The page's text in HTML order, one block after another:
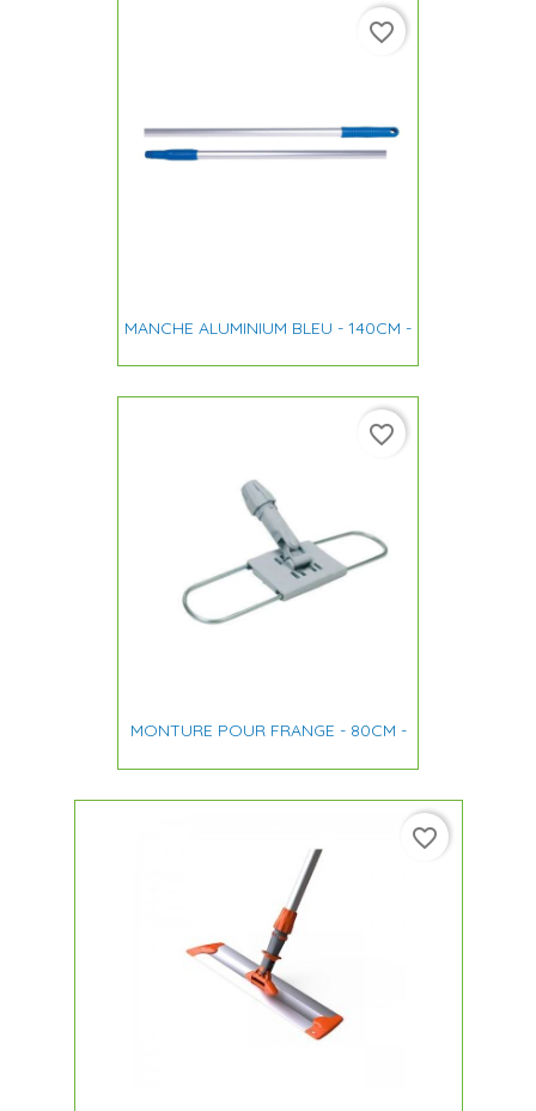
MANCHE ALUMINIUM BLEU - 140CM -
favorite_border
MONTURE POUR FRANGE - 80CM -
favorite_border
favorite_border